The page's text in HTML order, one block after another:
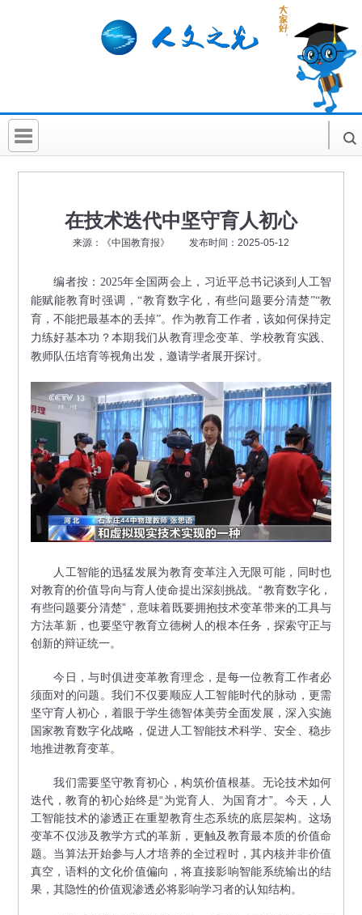
首 页
社科讲堂
科普活动
在技术迭代中坚守育人初心
来源：《中国教育报》 发布时间：2025-05-12
编者按：2025年全国两会上，习近平总书记谈到人工智
能赋能教育时强调，“教育数字化，有些问题要分清楚”“教
育，不能把最基本的丢掉”。作为教育工作者，该如何保持定
力练好基本功？本期我们从教育理念变革、学校教育实践、
教师队伍培育等视角出发，邀请学者展开探讨。
人工智能的迅猛发展为教育变革注入无限可能，同时也
对教育的价值导向与育人使命提出深刻挑战。“教育数字化，
有些问题要分清楚”，意味着既要拥抱技术变革带来的工具与
方法革新，也要坚守教育立德树人的根本任务，探索守正与
创新的辩证统一。
今日，与时俱进变革教育理念，是每一位教育工作者必
须面对的问题。我们不仅要顺应人工智能时代的脉动，更需
坚守育人初心，着眼于学生德智体美劳全面发展，深入实施
国家教育数字化战略，促进人工智能技术科学、安全、稳步
地推进教育变革。
我们需要坚守教育初心，构筑价值根基。无论技术如何
迭代，教育的初心始终是“为党育人、为国育才”。今天，人
工智能技术的渗透正在重塑教育生态系统的底层架构。这场
变革不仅涉及教学方式的革新，更触及教育最本质的价值命
题。当算法开始参与人才培养的全过程时，其内核并非价值
真空，语料的文化价值偏向，将直接影响智能系统输出的结
果，其隐性的价值观渗透必将影响学习者的认知结构。